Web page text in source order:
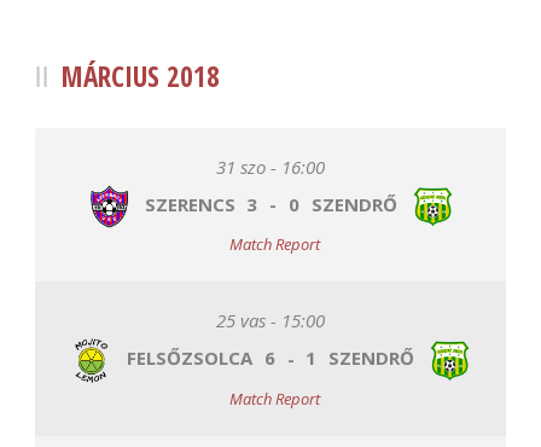
MÁRCIUS 2018
31 szo - 16:00
SZERENCS 3 - 0 SZENDRŐ
Match Report
25 vas - 15:00
FELSŐZSOLCA 6 - 1 SZENDRŐ
Match Report